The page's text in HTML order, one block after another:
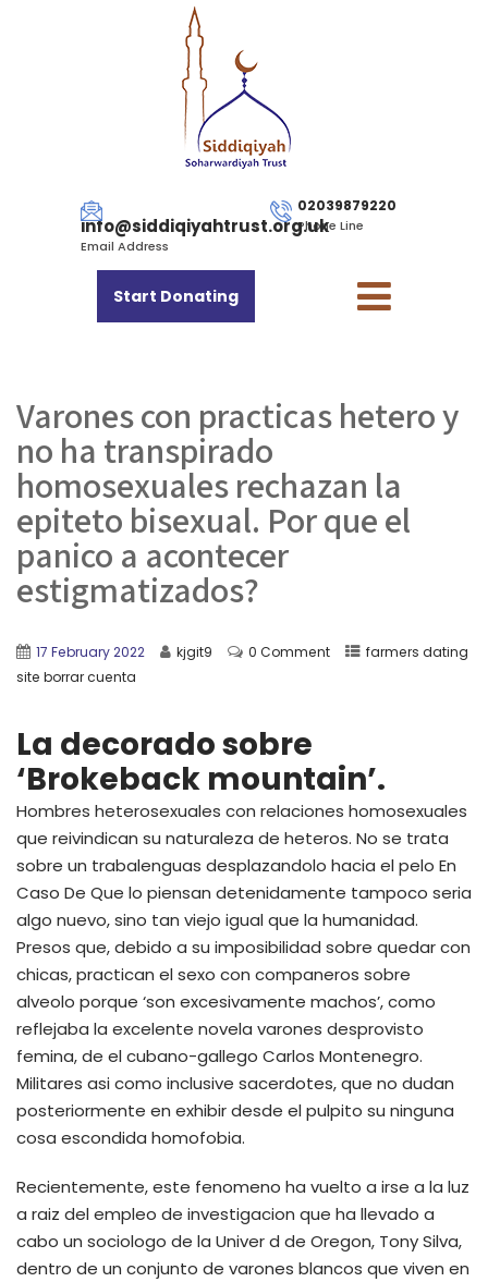
info@siddiqiyahtrust.org.uk
Email Address
02039879220
Phone Line
Start Donating
Varones con practicas hetero y
no ha transpirado
homosexuales rechazan la
epiteto bisexual. Por que el
panico a acontecer
estigmatizados?
17 February 2022 kjgit9 0 Comment
farmers dating
site borrar cuenta
La decorado sobre
‘Brokeback mountain’.
Hombres heterosexuales con relaciones homosexuales
que reivindican su naturaleza de heteros. No se trata
sobre un trabalenguas desplazandolo hacia el pelo En
Caso De Que lo piensan detenidamente tampoco seri­a
algo nuevo, sino tan viejo igual que la humanidad.
Presos que, debido a su imposibilidad sobre quedar con
chicas, practican el sexo con companeros sobre
alveolo porque ‘son excesivamente machos’, como
reflejaba la excelente novela varones desprovisto
femina, de el cubano-gallego Carlos Montenegro.
Militares asi­ como inclusive sacerdotes, que no dudan
posteriormente en exhibir desde el pulpito su ninguna
cosa escondida homofobia.
Recientemente, este fenomeno ha vuelto a irse a la luz
a raiz del empleo de investigacion que ha llevado a
cabo un sociologo de la Univer d de Oregon, Tony Silva,
dentro de un conjunto de varones blancos que viven en